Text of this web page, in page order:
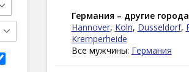
Германия – другие города
Hannover, Koln, Dusseldorf,
Kremperheide
Все мужчины: Германия